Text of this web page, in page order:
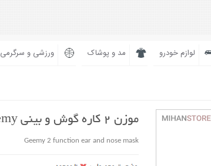
لوازم خودرو مد و پوشاک ورزشی و سرگرمی
موزن 2 کاره گوش و بینی Geemy
Geemy 2 function ear and nose mask